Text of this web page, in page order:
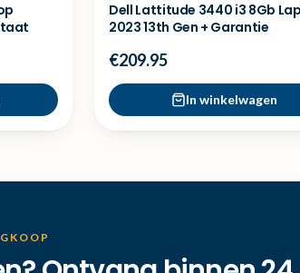
Dell Lattitude 3440 i3 8Gb
2023 13th Gen + Garantie
€209.95
In winkelwagen